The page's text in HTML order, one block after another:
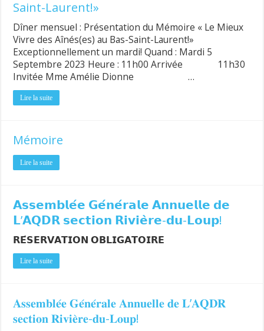
Saint-Laurent!»
Dîner mensuel : Présentation du Mémoire « Le Mieux
Vivre des Aînés(es) au Bas-Saint-Laurent!»
Exceptionnellement un mardi! Quand : Mardi 5
Septembre 2023 Heure : 11h00 Arrivée 11h30
Invitée Mme Amélie Dionne …
Lire la suite
Mémoire
Lire la suite
𝗔𝘀𝘀𝗲𝗺𝗯𝗹𝗲́𝗲 𝗚𝗲́𝗻𝗲́𝗿𝗮𝗹𝗲 𝗔𝗻𝗻𝘂𝗲𝗹𝗹𝗲 𝗱𝗲
𝗟’𝗔𝗤𝗗𝗥 𝘀𝗲𝗰𝘁𝗶𝗼𝗻 𝗥𝗶𝘃𝗶𝗲̀𝗿𝗲-𝗱𝘂-𝗟𝗼𝘂𝗽!
𝗥𝗘́𝗦𝗘𝗥𝗩𝗔𝗧𝗜𝗢𝗡 𝗢𝗕𝗟𝗜𝗚𝗔𝗧𝗢𝗜𝗥𝗘
Lire la suite
𝐀𝐬𝐬𝐞𝐦𝐛𝐥𝐞́𝐞 𝐆𝐞́𝐧𝐞́𝐫𝐚𝐥𝐞 𝐀𝐧𝐧𝐮𝐞𝐥𝐥𝐞 𝐝𝐞 𝐋’𝐀𝐐𝐃𝐑
𝐬𝐞𝐜𝐭𝐢𝐨𝐧 𝐑𝐢𝐯𝐢𝐞̀𝐫𝐞-𝐝𝐮-𝐋𝐨𝐮𝐩!